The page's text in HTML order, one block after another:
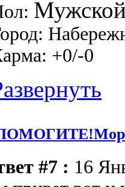
+0/-0
#7 : 16